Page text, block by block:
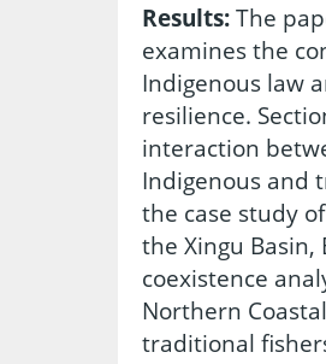
Results:The
examines the
Indigenous law
resilience.
interaction
Indigenous and
the case study
the Xingu
coexistence
Northern
traditional